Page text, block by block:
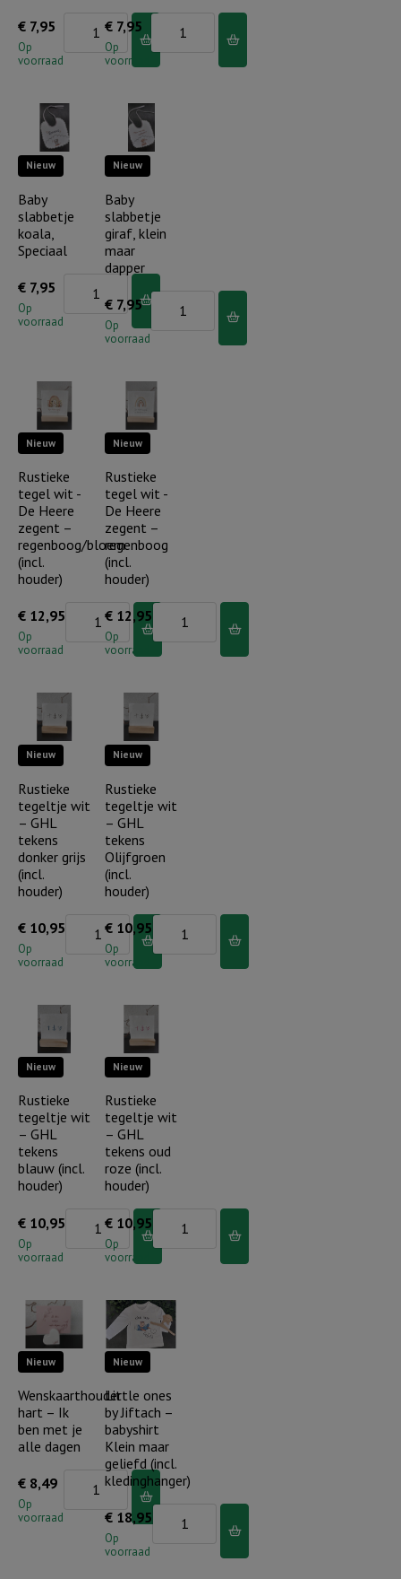
€ 7,95
Op
voorraad
slabbetje
bent
geliefd
€ 7,95
Op
voorraad
slabbetje
ezeltje,
gemaakt
aantal
Nieuw
Baby
slabbetje
koala,
Speciaal
€ 7,95
Op
voorraad
slabbetje
aantal
Nieuw
Baby
slabbetje
giraf, klein
maar
dapper
€ 7,95
Op
voorraad
Baby
slabbetje
dapper
Nieuw
Rustieke
tegel wit -
De Heere
zegent –
regenboog/bloem
(incl.
houder)
€ 12,95
Op
voorraad
Rustieke
Heere
-
regenboog/bloem
houder)
Nieuw
Rustieke
tegel wit -
De Heere
zegent –
regenboog
(incl.
houder)
€ 12,95
Op
voorraad
Rustieke
tegel
wit
Heere
-
regenboog
houder)
Nieuw
Rustieke
tegeltje wit
– GHL
tekens
donker grijs
(incl.
houder)
€ 10,95
Op
voorraad
Rustieke
tegeltje
tekens
grijs
(incl.
aantal
Nieuw
Rustieke
tegeltje wit
– GHL
tekens
Olijfgroen
(incl.
houder)
€ 10,95
Op
voorraad
tegeltje
wit
tekens
(incl.
houder)
aantal
Nieuw
Rustieke
tegeltje wit
– GHL
tekens
blauw (incl.
houder)
€ 10,95
Op
voorraad
Rustieke
tegeltje
tekens
(incl.
houder)
aantal
Nieuw
Rustieke
tegeltje wit
– GHL
tekens oud
roze (incl.
houder)
€ 10,95
Op
voorraad
Rustieke
tegeltje
wit
GHL
tekens
roze
(incl.
houder)
aantal
Nieuw
Wenskaarthouder
hart – Ik
ben met je
alle dagen
€ 8,49
Op
voorraad
Wenskaarthouder
Nieuw
Little ones
by Jiftach –
babyshirt
Klein maar
geliefd (incl.
kledinghanger)
€ 18,95
Op
voorraad
Little